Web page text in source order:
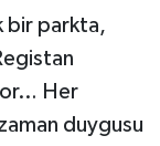
bir parkta,
Her
duygusu